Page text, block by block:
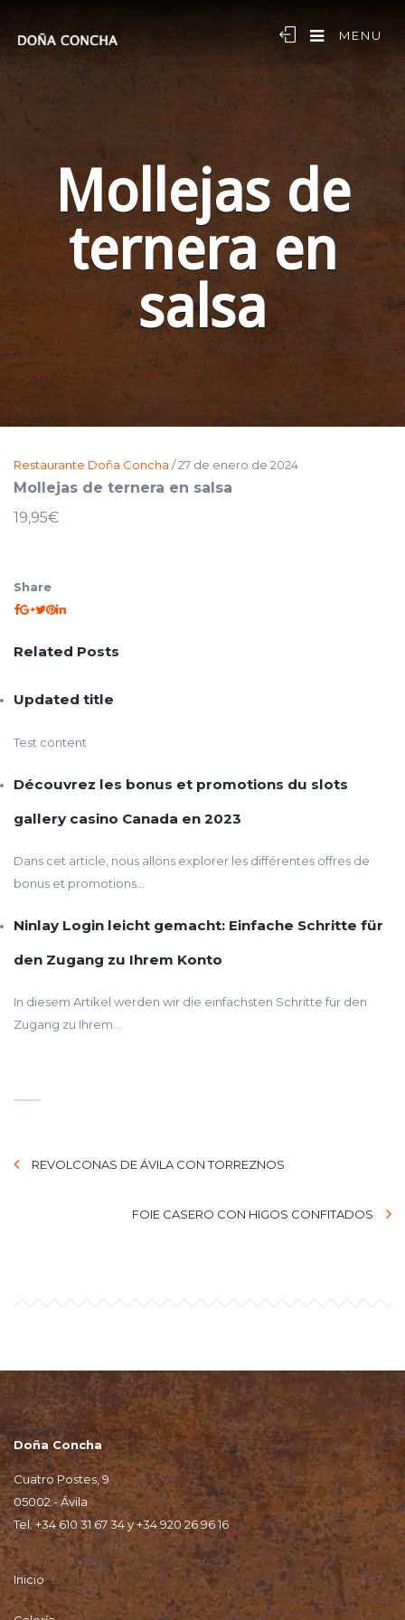
MENU
Mollejas de
ternera en
salsa
Restaurante Doña Concha /27 de enero de 2024
Mollejas de ternera en salsa
19,95€
Share
Related Posts
Updated title
Test content
Découvrez les bonus et promotions du slots
gallery casino Canada en 2023
Dans cet article, nous allons explorer les différentes offres de
bonus et promotions...
Ninlay Login leicht gemacht: Einfache Schritte für
den Zugang zu Ihrem Konto
In diesem Artikel werden wir die einfachsten Schritte für den
Zugang zu Ihrem...
REVOLCONAS DE ÁVILA CON TORREZNOS
FOIE CASERO CON HIGOS CONFITADOS
Doña Concha
Cuatro Postes, 9
05002 - Ávila
Tel.+34 610 31 67 34y+34 920 26 96 16
Inicio